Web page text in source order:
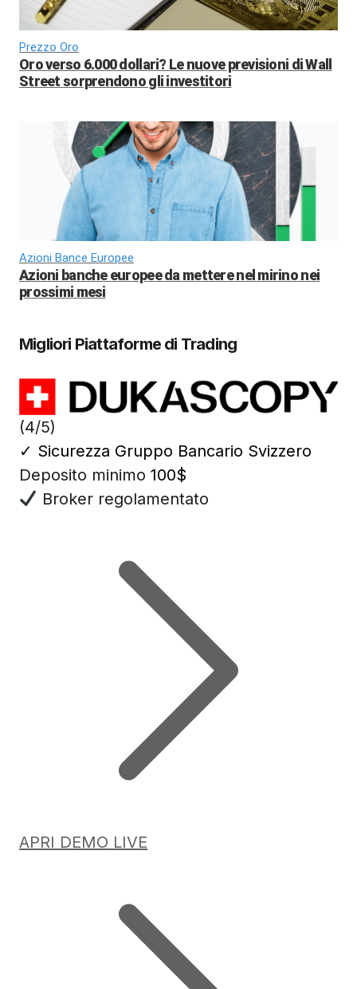
Prezzo Oro
Oro verso 6.000 dollari? Le nuove previsioni di Wall
Street sorprendono gli investitori
Azioni Bance Europee
Azioni banche europee da mettere nel mirino nei
prossimi mesi
Migliori Piattaforme di Trading
(4/5)
✓ Sicurezza Gruppo Bancario Svizzero
Deposito minimo 100$
Broker regolamentato
APRI DEMO LIVE